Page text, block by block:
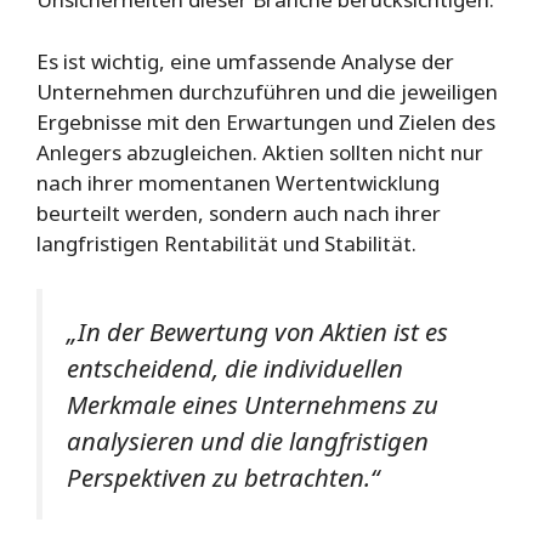
Es ist wichtig, eine umfassende Analyse der
Unternehmen durchzuführen und die jeweiligen
Ergebnisse mit den Erwartungen und Zielen des
Anlegers abzugleichen. Aktien sollten nicht nur
nach ihrer momentanen Wertentwicklung
beurteilt werden, sondern auch nach ihrer
langfristigen Rentabilität und Stabilität.
„In der Bewertung von Aktien ist es
entscheidend, die individuellen
Merkmale eines Unternehmens zu
analysieren und die langfristigen
Perspektiven zu betrachten.“